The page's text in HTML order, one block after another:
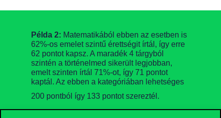
Példa 2: Matematikából ebben az esetben is
62%-os emelet szintű érettségit írtál, így erre
62 pontot kapsz. A maradék 4 tárgyból
szintén a történelmed sikerült legjobban,
emelt szinten írtál 71%-ot, így 71 pontot
kaptál. Az ebben a kategóriában lehetséges
200 pontból így 133 pontot szereztél.